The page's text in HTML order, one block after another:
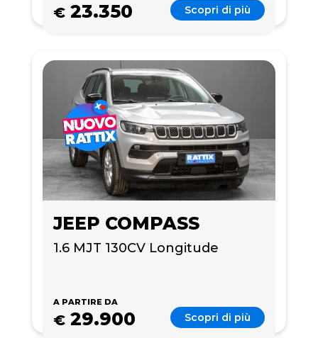
€ 23.350 Scopri di più
JEEP COMPASS
1.6 MJT 130CV Longitude
A PARTIRE DA
€ 29.900 Scopri di più